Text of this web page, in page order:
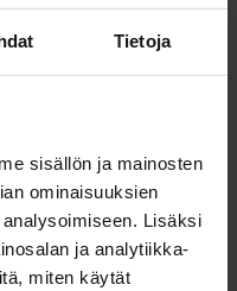
Tietoja
sisällön ja mainosten
ominaisuuksien
Lisäksi
ja analytiikka-
miten käytät
kotimainen
tuoreyrtit. Niitä saa
käytössä ei ole
niiden avulla voi tehdä
lisäksi yrtit ovat